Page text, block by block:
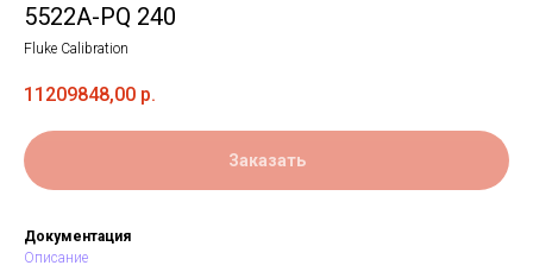
5522A-PQ 240
Fluke Calibration
11209848,00 р.
Заказать
Документация
Описание